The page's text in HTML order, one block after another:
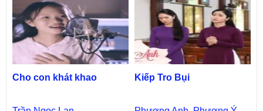
Cho con khát khao Kiếp Tro Bụi